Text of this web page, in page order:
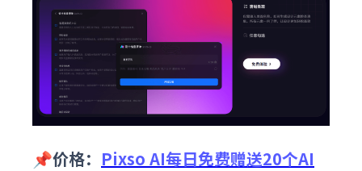
📌价格： Pixso AI每日免费赠送20个AI